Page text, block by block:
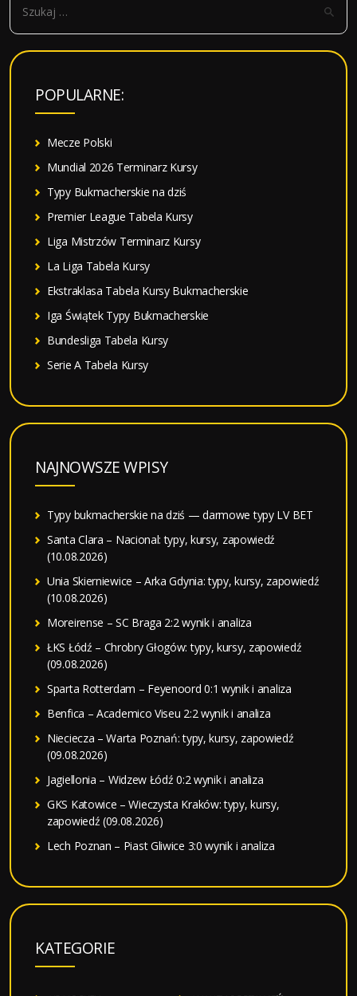
k
POPULARNE:
Mecze Polski
Mundial 2026 Terminarz Kursy
Typy Bukmacherskie na dziś
Premier League Tabela Kursy
Liga Mistrzów Terminarz Kursy
La Liga Tabela Kursy
Ekstraklasa Tabela Kursy Bukmacherskie
Iga Świątek Typy Bukmacherskie
Bundesliga Tabela Kursy
Serie A Tabela Kursy
NAJNOWSZE WPISY
Typy bukmacherskie na dziś — darmowe typy LV BET
Santa Clara – Nacional: typy, kursy, zapowiedź
(10.08.2026)
Unia Skierniewice – Arka Gdynia: typy, kursy, zapowiedź
(10.08.2026)
Moreirense – SC Braga 2:2 wynik i analiza
ŁKS Łódź – Chrobry Głogów: typy, kursy, zapowiedź
(09.08.2026)
Sparta Rotterdam – Feyenoord 0:1 wynik i analiza
Benfica – Academico Viseu 2:2 wynik i analiza
Nieciecza – Warta Poznań: typy, kursy, zapowiedź
(09.08.2026)
Jagiellonia – Widzew Łódź 0:2 wynik i analiza
GKS Katowice – Wieczysta Kraków: typy, kursy,
zapowiedź (09.08.2026)
Lech Poznan – Piast Gliwice 3:0 wynik i analiza
KATEGORIE